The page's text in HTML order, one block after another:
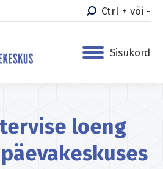
Ctrl + või -
Sisukord
loeng